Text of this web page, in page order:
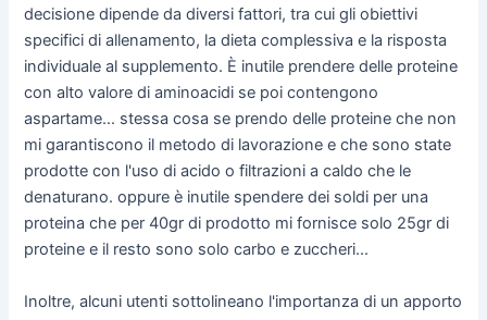
decisione dipende da diversi fattori, tra cui gli obiettivi
specifici di allenamento, la dieta complessiva e la risposta
individuale al supplemento. È inutile prendere delle proteine
con alto valore di aminoacidi se poi contengono
aspartame... stessa cosa se prendo delle proteine che non
mi garantiscono il metodo di lavorazione e che sono state
prodotte con l'uso di acido o filtrazioni a caldo che le
denaturano. oppure è inutile spendere dei soldi per una
proteina che per 40gr di prodotto mi fornisce solo 25gr di
proteine e il resto sono solo carbo e zuccheri...
Inoltre, alcuni utenti sottolineano l'importanza di un apporto